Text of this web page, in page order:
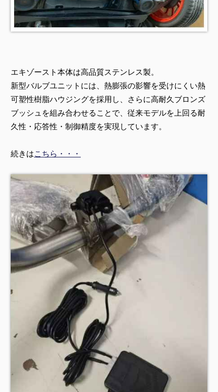
エキゾースト本体は高品質ステンレス製。
新型バルブユニットには、熱膨張の影響を受けにくい熱
可塑性樹脂ハウジングを採用し、さらに高耐久ブロンズ
ブッシュを組み合わせることで、従来モデルを上回る耐
久性・応答性・制御精度を実現しています。
続きはこちら・・・